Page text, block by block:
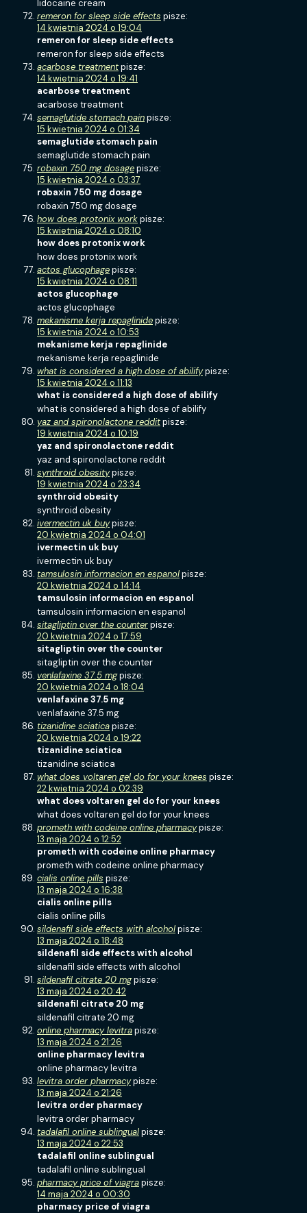
lidocaine cream
remeron for sleep side effects pisze:
14 kwietnia 2024 o 19:04
remeron for sleep side effects
remeron for sleep side effects
acarbose treatmentpisze:
14 kwietnia 2024 o 19:41
acarbose treatment
acarbose treatment
semaglutide stomach painpisze:
15 kwietnia 2024 o 01:34
semaglutide stomach pain
semaglutide stomach pain
robaxin 750 mg dosagepisze:
15 kwietnia 2024 o 03:37
robaxin 750 mg dosage
robaxin 750 mg dosage
how does protonix workpisze:
15 kwietnia 2024 o 08:10
how does protonix work
how does protonix work
actos glucophagepisze:
15 kwietnia 2024 o 08:11
actos glucophage
actos glucophage
mekanisme kerja repaglinidepisze:
15 kwietnia 2024 o 10:53
mekanisme kerja repaglinide
mekanisme kerja repaglinide
what is considered a high dose of abilifypisze:
15 kwietnia 2024 o 11:13
what is considered a high dose of abilify
what is considered a high dose of abilify
yaz and spironolactone redditpisze:
19 kwietnia 2024 o 10:19
yaz and spironolactone reddit
yaz and spironolactone reddit
synthroid obesitypisze:
19 kwietnia 2024 o 23:34
synthroid obesity
synthroid obesity
ivermectin uk buypisze:
20 kwietnia 2024 o 04:01
ivermectin uk buy
ivermectin uk buy
tamsulosin informacion en espanolpisze:
20 kwietnia 2024 o 14:14
tamsulosin informacion en espanol
tamsulosin informacion en espanol
sitagliptin over the counterpisze:
20 kwietnia 2024 o 17:59
sitagliptin over the counter
sitagliptin over the counter
venlafaxine 37.5 mgpisze:
20 kwietnia 2024 o 18:04
venlafaxine 37.5 mg
venlafaxine 37.5 mg
tizanidine sciaticapisze:
20 kwietnia 2024 o 19:22
tizanidine sciatica
tizanidine sciatica
what does voltaren gel do for your knees pisze:
22 kwietnia 2024 o 02:39
what does voltaren gel do for your knees
what does voltaren gel do for your knees
prometh with codeine online pharmacypisze:
13 maja 2024 o 12:52
prometh with codeine online pharmacy
prometh with codeine online pharmacy
cialis online pills pisze:
13 maja 2024 o 16:38
cialis online pills
cialis online pills
sildenafil side effects with alcoholpisze:
13 maja 2024 o 18:48
sildenafil side effects with alcohol
sildenafil side effects with alcohol
sildenafil citrate 20 mgpisze:
13 maja 2024 o 20:42
sildenafil citrate 20 mg
sildenafil citrate 20 mg
online pharmacy levitrapisze:
13 maja 2024 o 21:26
online pharmacy levitra
online pharmacy levitra
levitra order pharmacypisze:
13 maja 2024 o 21:26
levitra order pharmacy
levitra order pharmacy
tadalafil online sublingualpisze:
13 maja 2024 o 22:53
tadalafil online sublingual
tadalafil online sublingual
pharmacy price of viagrapisze:
14 maja 2024 o 00:30
pharmacy price of viagra